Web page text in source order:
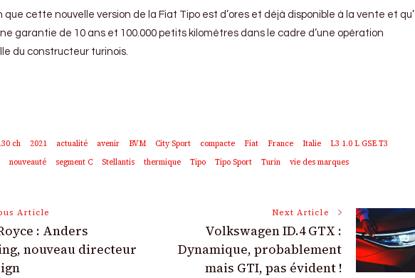
cette nouvelle version de la Fiat Tipo est d’ores et déjà disponible à la vente et
garantie de 10 ans et 100.000 petits kilomètres dans le cadre d’une opération
du constructeur turinois.
ch 2021 actualité avenir BVM City Sport compacte Fiat France Italie
L3 1.0 L GSE T3
nouveauté segment C Stellantis thermique Tipo Tipo Sport Turin vie des marques
Article
: Anders
nouveau directeur
Next Article
Volkswagen ID.4 GTX :
Dynamique, probablement
mais GTI, pas évident !